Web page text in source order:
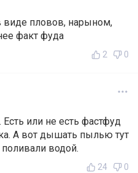
виде пловов, нарыном,
факт фуда
2 0
или не есть фастфуд
А вот дышать пылью тут
водой.
24 0